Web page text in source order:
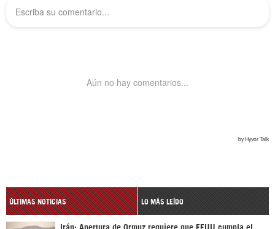
ÚLTIMAS NOTICIAS LO MÁS LEÍDO
Irán: Apertura de Ormuz requiere que EEUU cumpla el